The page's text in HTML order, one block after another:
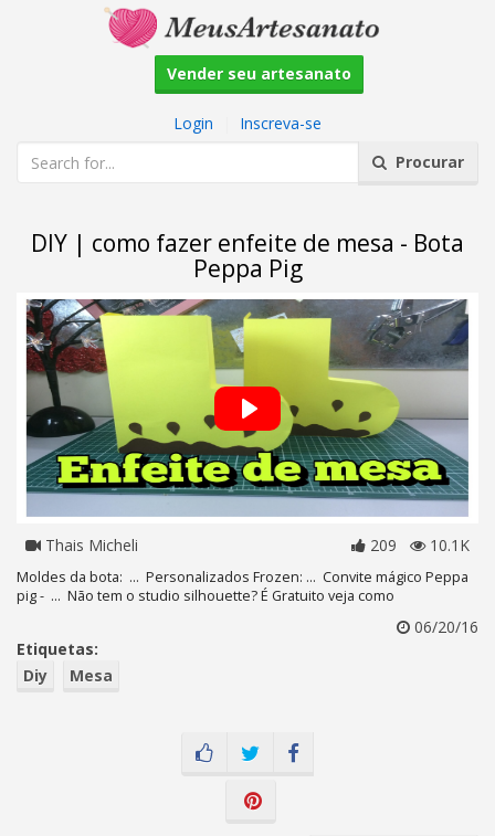
Vender seu artesanato
Login
Inscreva-se
Procurar
DIY | como fazer enfeite de mesa - Bota
Peppa Pig
Thais Micheli 209 10.1K
Moldes da bota: ... Personalizados Frozen: ... Convite mágico Peppa
pig - ... Não tem o studio silhouette? É Gratuito veja como
06/20/16
Etiquetas:
Diy
Mesa